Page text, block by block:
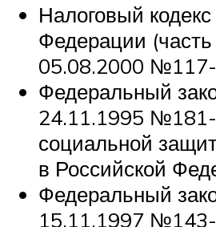
Налоговый
Федерации (часть
05.08.2000
Федеральный
24.11.1995
социальной
в Российской
Федеральный
15.11.1997